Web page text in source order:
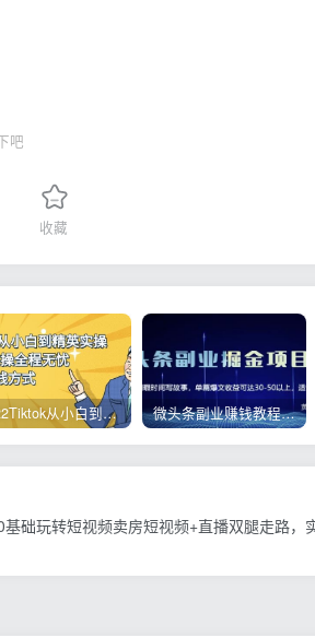
吧
收藏
2022Tiktok从小白到精英实操，0-1保姆级实操全程无忧，多种变现赚钱方式 微头条副业赚钱教程，项目单号单天做到50-100+收益
基础玩转短视频卖房短视频+直播双腿走路，